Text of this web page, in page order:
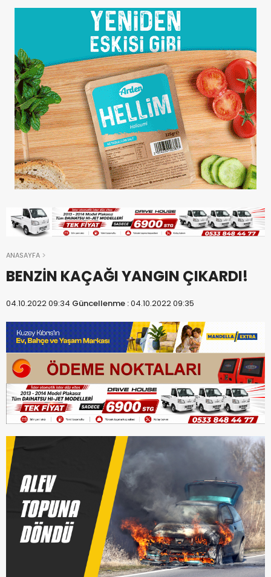
ANASAYFA
BENZİN KAÇAĞI YANGIN ÇIKARDI!
04.10.2022 09:34 Güncellenme :04.10.2022 09:35